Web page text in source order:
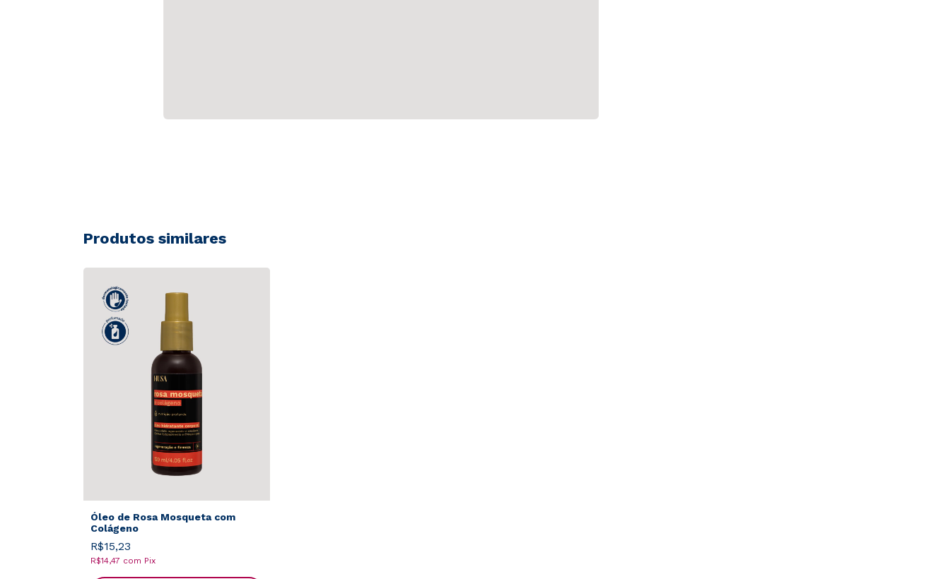
Produtos similares
Óleo de Rosa Mosqueta com
Colágeno
R$15,23
R$14,47 com Pix